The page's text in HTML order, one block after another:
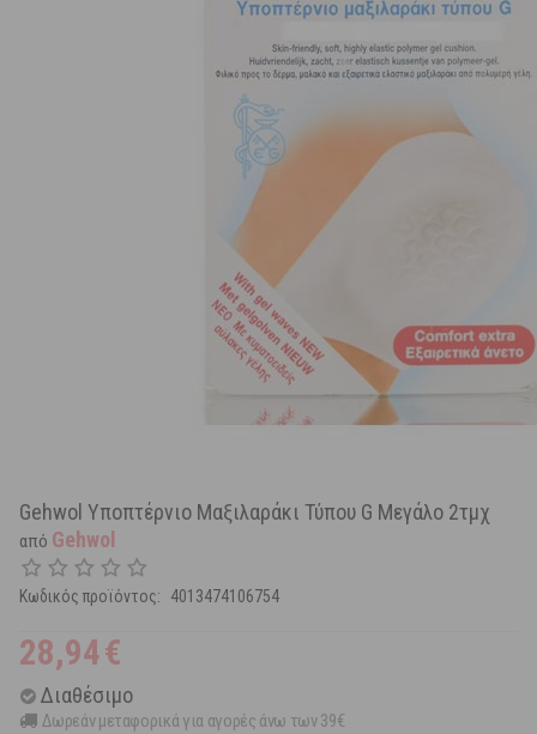
Gehwol Υποπτέρνιο Μαξιλαράκι Τύπου G Μεγάλο 2τμχ
από Gehwol
Κωδικός προϊόντος: 4013474106754
28,94€
Διαθέσιμο
Δωρεάν μεταφορικά για αγορές άνω των 39€